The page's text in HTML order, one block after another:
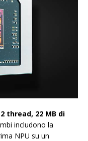
thread, 22 MB di
includono la
NPU su un